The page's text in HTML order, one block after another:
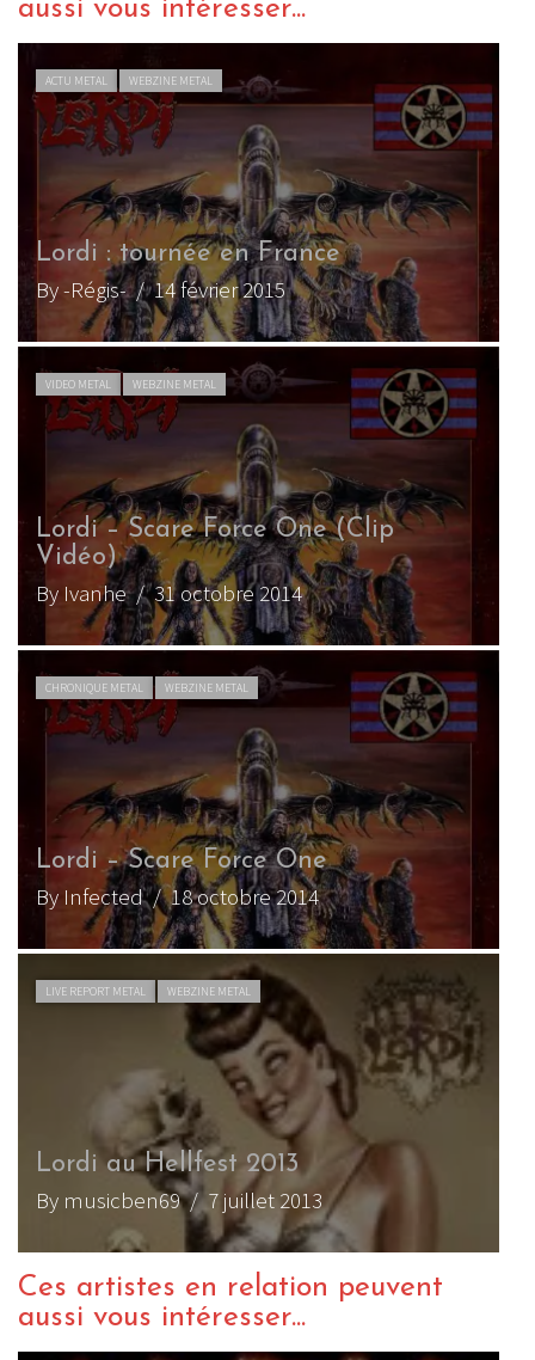
aussi vous intéresser...
ACTU METAL WEBZINE METAL
Lordi : tournée en France
By -Régis-/ 14 février 2015
VIDEO METAL WEBZINE METAL
Lordi – Scare Force One (Clip
Vidéo)
By Ivanhe/ 31 octobre 2014
CHRONIQUE METAL WEBZINE METAL
Lordi – Scare Force One
By Infected/ 18 octobre 2014
LIVE REPORT METAL WEBZINE METAL
Lordi au Hellfest 2013
By musicben69/ 7 juillet 2013
Ces artistes en relation peuvent
aussi vous intéresser...